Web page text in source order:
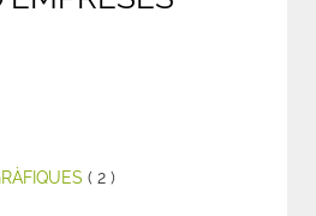
( 2 )